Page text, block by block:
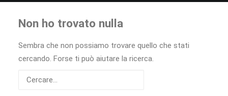
Non ho trovato nulla
Sembra che non possiamo trovare quello che stati
cercando. Forse ti può aiutare la ricerca.